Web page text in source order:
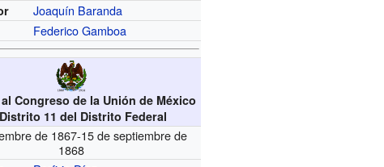
Joaquín Baranda
Federico Gamboa
Congreso de la Unión de México
11 del Distrito Federal
de 1867-15 de septiembre de
1868